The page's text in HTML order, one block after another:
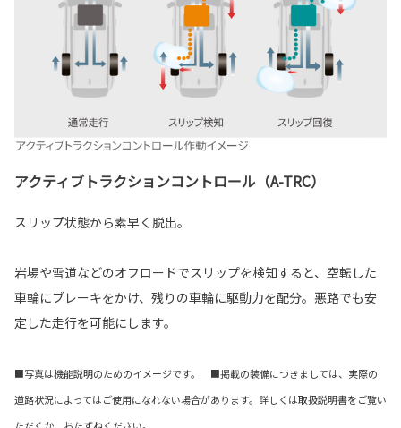
アクティブトラクションコントロール（A-TRC）
スリップ状態から素早く脱出。
岩場や雪道などのオフロードでスリップを検知すると、空転した
車輪にブレーキをかけ、残りの車輪に駆動力を配分。悪路でも安
定した走行を可能にします。
■写真は機能説明のためのイメージです。 ■掲載の装備につきましては、実際の
道路状況によってはご使用になれない場合があります。詳しくは取扱説明書をご覧い